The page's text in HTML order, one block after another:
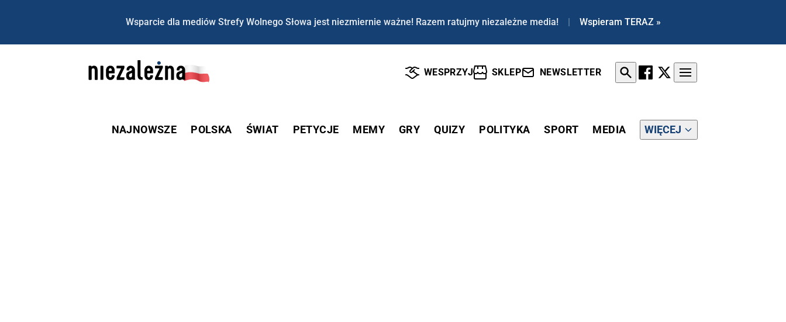
Wsparcie dla mediów Strefy Wolnego Słowa jest niezmiernie ważne! Razem ratujmy niezależne media! | Wspieram TERAZ »
WESPRZYJ SKLEP NEWSLETTER
NAJNOWSZE POLSKA ŚWIAT PETYCJE MEMY GRY QUIZY POLITYKA SPORT MEDIA WIĘCEJ